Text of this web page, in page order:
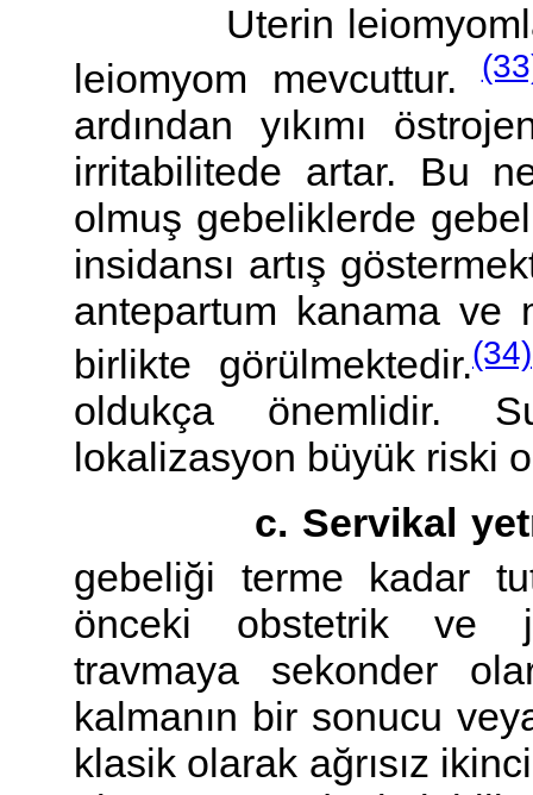
Uterin leiomyomlar:
leiomyom mevcuttur.
ardından yıkımı
irritabilitede artar. Bu
olmuş gebeliklerde
insidansı artış
antepartum kanama ve
birlikte görülmektedir.(34)
oldukça önemlidir.
lokalizasyon büyük riski
c. Servikal
gebeliği terme kadar
önceki obstetrik ve
travmaya sekonder
kalmanın bir sonucu
klasik olarak ağrısız